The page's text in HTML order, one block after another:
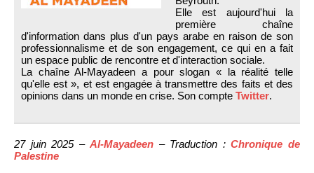
Elle est aujourd'hui la
première chaîne
d'information dans plus d'un pays arabe en raison de son
professionnalisme et de son engagement, ce qui en a fait
un espace public de rencontre et d'interaction sociale.
La chaîne Al-Mayadeen a pour slogan « la réalité telle
qu'elle est », et est engagée à transmettre des faits et des
opinions dans un monde en crise. Son compte Twitter.
27 juin 2025 –Al-Mayadeen – Traduction :Chronique de
Palestine